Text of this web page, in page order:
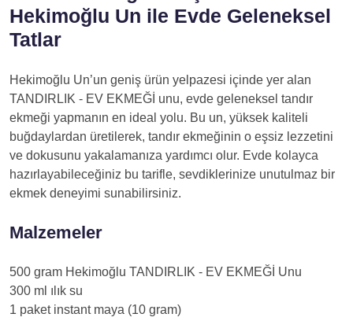
Hekimoğlu Un ile Evde Geleneksel
Tatlar
Hekimoğlu Un’un geniş ürün yelpazesi içinde yer alan
TANDIRLIK - EV EKMEĞİ unu, evde geleneksel tandır
ekmeği yapmanın en ideal yolu. Bu un, yüksek kaliteli
buğdaylardan üretilerek, tandır ekmeğinin o eşsiz lezzetini
ve dokusunu yakalamanıza yardımcı olur. Evde kolayca
hazırlayabileceğiniz bu tarifle, sevdiklerinize unutulmaz bir
ekmek deneyimi sunabilirsiniz.
Malzemeler
500 gram Hekimoğlu TANDIRLIK - EV EKMEĞİ Unu
300 ml ılık su
1 paket instant maya (10 gram)